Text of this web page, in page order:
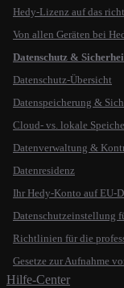
Hedy-Lizenz auf das
Von allen Geräten bei
Datenschutz &
Datenschutz-Übersicht
Datenspeicherung &
Cloud- vs. lokale
Datenverwaltung &
Datenresidenz
Ihr Hedy-Konto auf EU-
Datenschutzeinstellung
Richtlinien für die
Gesetze zur Aufnahme
Hilfe-Center